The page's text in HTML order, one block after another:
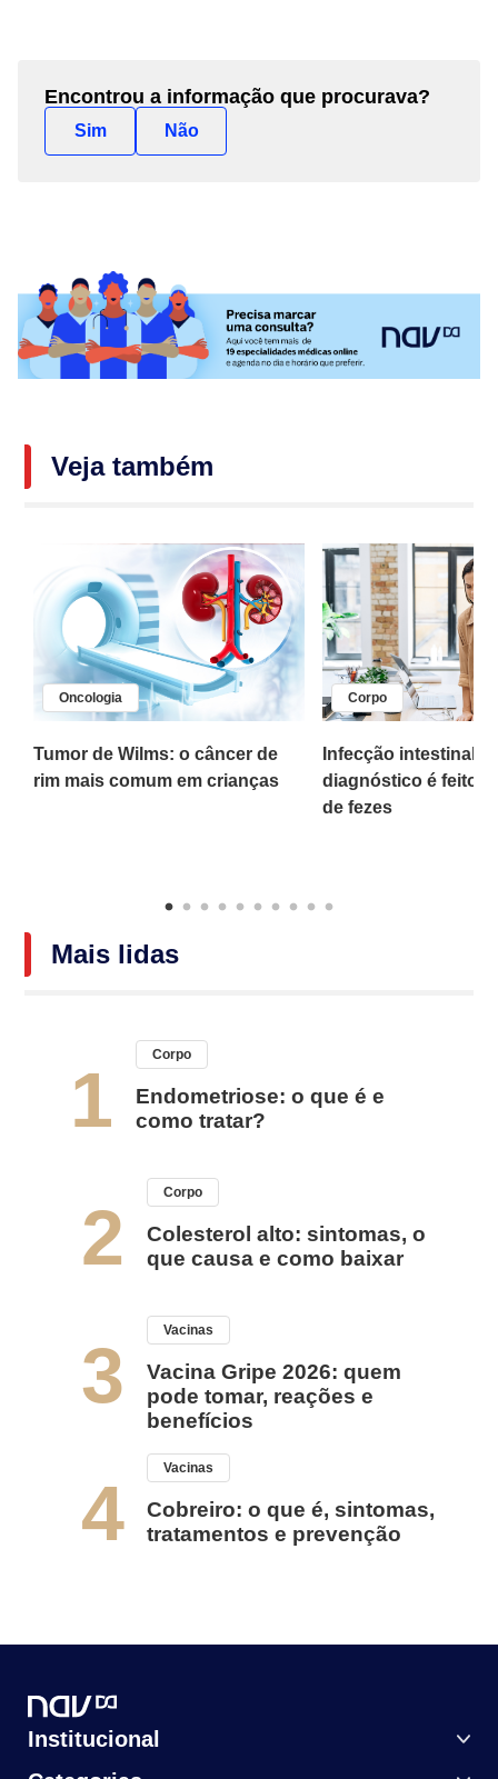
Encontrou a informação que procurava?
Sim Não
Veja também
Oncologia
Tumor de Wilms: o câncer de
rim mais comum em crianças
Corpo
Infecção intestinal
diagnóstico é feito
de fezes
Mais lidas
1
Corpo
Endometriose: o que é e
como tratar?
2
Corpo
Colesterol alto: sintomas, o
que causa e como baixar
3
Vacinas
Vacina Gripe 2026: quem
pode tomar, reações e
benefícios
4
Vacinas
Cobreiro: o que é, sintomas,
tratamentos e prevenção
Institucional